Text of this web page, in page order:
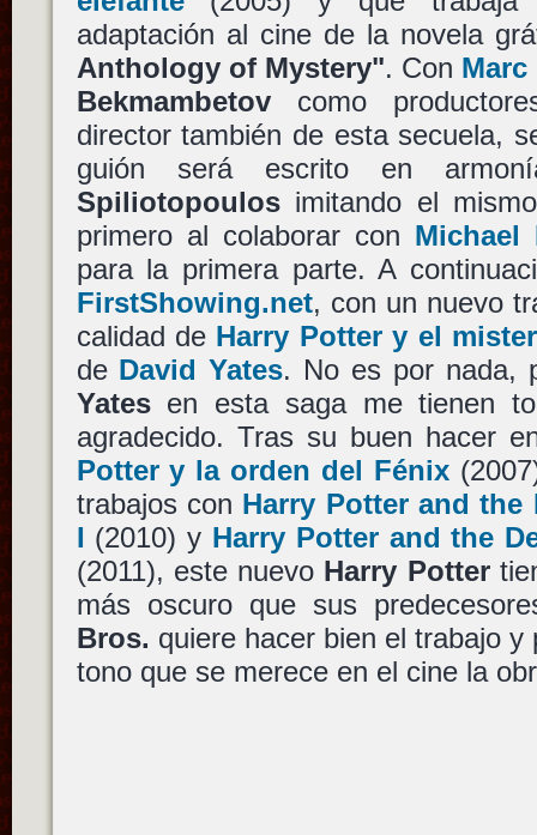
adaptación al cine de la novela
Anthology of Mystery". Con Marc
Bekmambetovcomo
director también de esta secuela,
guión será escrito en
Spiliotopoulosimitando el
primero al colaborar con Michael
para la primera parte. A
FirstShowing.net, con un nuevo
calidad de Harry Potter y el
de David Yates. No es por nada,
Yatesen esta saga me tienen
agradecido. Tras su buen hacer
Potter y la orden del Fénix
trabajos con Harry Potter and the
I (2010) y Harry Potter and the
(2011), este nuevo Harry Potter
más oscuro que sus
Bros. quiere hacer bien el trabajo
tono que se merece en el cine la